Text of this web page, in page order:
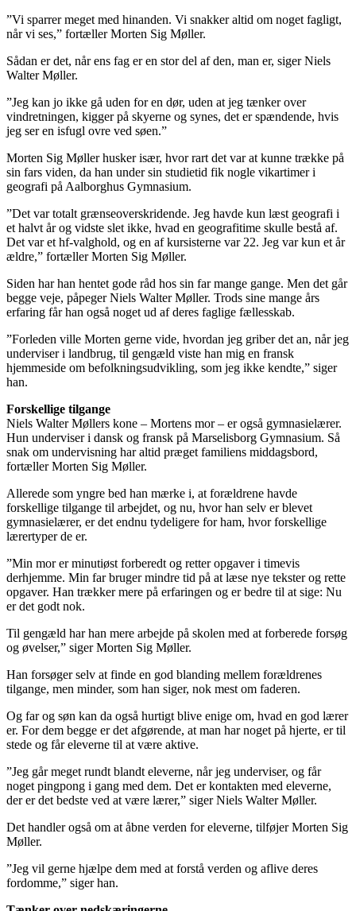
”Vi sparrer meget med hinanden. Vi snakker altid om noget fagligt,
når vi ses,” fortæller Morten Sig Møller.
Sådan er det, når ens fag er en stor del af den, man er, siger Niels
Walter Møller.
”Jeg kan jo ikke gå uden for en dør, uden at jeg tænker over
vindretningen, kigger på skyerne og synes, det er spændende, hvis
jeg ser en isfugl ovre ved søen.”
Morten Sig Møller husker især, hvor rart det var at kunne trække på
sin fars viden, da han under sin studietid fik nogle vikartimer i
geografi på Aalborghus Gymnasium.
”Det var totalt grænseoverskridende. Jeg havde kun læst geografi i
et halvt år og vidste slet ikke, hvad en geografitime skulle bestå af.
Det var et hf-valghold, og en af kursisterne var 22. Jeg var kun et år
ældre,” fortæller Morten Sig Møller.
Siden har han hentet gode råd hos sin far mange gange. Men det går
begge veje, påpeger Niels Walter Møller. Trods sine mange års
erfaring får han også noget ud af deres faglige fællesskab.
”Forleden ville Morten gerne vide, hvordan jeg griber det an, når jeg
underviser i landbrug, til gengæld viste han mig en fransk
hjemmeside om befolkningsudvikling, som jeg ikke kendte,” siger
han.
Forskellige tilgange
Niels Walter Møllers kone – Mortens mor – er også gymnasielærer.
Hun underviser i dansk og fransk på Marselisborg Gymnasium. Så
snak om undervisning har altid præget familiens middagsbord,
fortæller Morten Sig Møller.
Allerede som yngre bed han mærke i, at forældrene havde
forskellige tilgange til arbejdet, og nu, hvor han selv er blevet
gymnasielærer, er det endnu tydeligere for ham, hvor forskellige
lærertyper de er.
”Min mor er minutiøst forberedt og retter opgaver i timevis
derhjemme. Min far bruger mindre tid på at læse nye tekster og rette
opgaver. Han trækker mere på erfaringen og er bedre til at sige: Nu
er det godt nok.
Til gengæld har han mere arbejde på skolen med at forberede forsøg
og øvelser,” siger Morten Sig Møller.
Han forsøger selv at finde en god blanding mellem forældrenes
tilgange, men minder, som han siger, nok mest om faderen.
Og far og søn kan da også hurtigt blive enige om, hvad en god lærer
er. For dem begge er det afgørende, at man har noget på hjerte, er til
stede og får eleverne til at være aktive.
”Jeg går meget rundt blandt eleverne, når jeg underviser, og får
noget pingpong i gang med dem. Det er kontakten med eleverne,
der er det bedste ved at være lærer,” siger Niels Walter Møller.
Det handler også om at åbne verden for eleverne, tilføjer Morten Sig
Møller.
”Jeg vil gerne hjælpe dem med at forstå verden og aflive deres
fordomme,” siger han.